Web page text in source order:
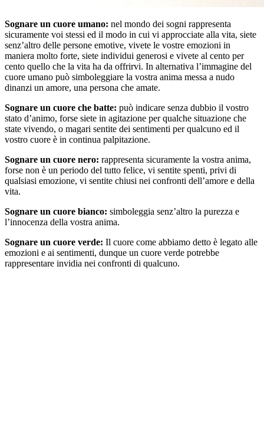
Sognare un cuore umano: nel mondo dei sogni rappresenta
sicuramente voi stessi ed il modo in cui vi approcciate alla vita, siete
senz’altro delle persone emotive, vivete le vostre emozioni in
maniera molto forte, siete individui generosi e vivete al cento per
cento quello che la vita ha da offrirvi. In alternativa l’immagine del
cuore umano può simboleggiare la vostra anima messa a nudo
dinanzi un amore, una persona che amate.
Sognare un cuore che batte: può indicare senza dubbio il vostro
stato d’animo, forse siete in agitazione per qualche situazione che
state vivendo, o magari sentite dei sentimenti per qualcuno ed il
vostro cuore è in continua palpitazione.
Sognare un cuore nero: rappresenta sicuramente la vostra anima,
forse non è un periodo del tutto felice, vi sentite spenti, privi di
qualsiasi emozione, vi sentite chiusi nei confronti dell’amore e della
vita.
Sognare un cuore bianco: simboleggia senz’altro la purezza e
l’innocenza della vostra anima.
Sognare un cuore verde: Il cuore come abbiamo detto è legato alle
emozioni e ai sentimenti, dunque un cuore verde potrebbe
rappresentare invidia nei confronti di qualcuno.